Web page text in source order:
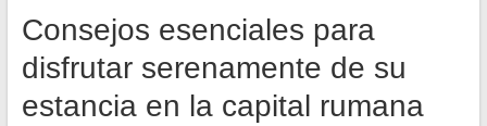
Consejos esenciales para
disfrutar serenamente de su
estancia en la capital rumana